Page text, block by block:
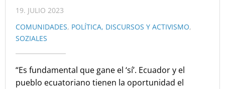
19. JULIO 2023
COMUNIDADES, POLÍTICA, DISCURSOS Y ACTIVISMO,
SOZIALES
“Es fundamental que gane el ‘sí’. Ecuador y el
pueblo ecuatoriano tienen la oportunidad el